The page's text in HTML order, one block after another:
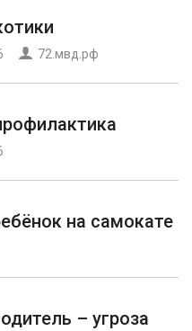
72.мвд.рф
на самокате
– угроза